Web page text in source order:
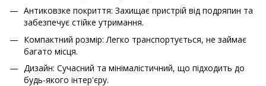
Антиковзке покриття: Захищає пристрій від подряпин та
забезпечує стійке утримання.
Компактний розмір: Легко транспортується, не займає
багато місця.
Дизайн: Сучасний та мінімалістичний, що підходить до
будь-якого інтер'єру.